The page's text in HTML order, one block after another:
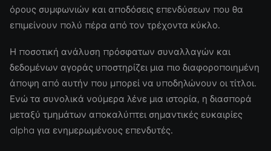
όρους συμφωνιών και αποδόσεις επενδύσεων που θα
επιμείνουν πολύ πέρα από τον τρέχοντα κύκλο.
Η ποσοτική ανάλυση πρόσφατων συναλλαγών και
δεδομένων αγοράς υποστηρίζει μια πιο διαφοροποιημένη
άποψη από αυτήν που μπορεί να υποδηλώνουν οι τίτλοι.
Ενώ τα συνολικά νούμερα λένε μια ιστορία, η διασπορά
μεταξύ τμημάτων αποκαλύπτει σημαντικές ευκαιρίες
alpha για ενημερωμένους επενδυτές.